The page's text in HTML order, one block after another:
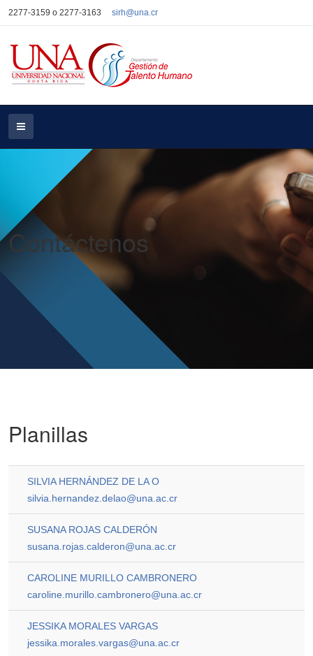
2277-3159 o 2277-3163 sirh@una.cr
Contáctenos
Planillas
SILVIA HERNÁNDEZ DE LA O
silvia.hernandez.delao@una.ac.cr
SUSANA ROJAS CALDERÓN
susana.rojas.calderon@una.ac.cr
CAROLINE MURILLO CAMBRONERO
caroline.murillo.cambronero@una.ac.cr
JESSIKA MORALES VARGAS
jessika.morales.vargas@una.ac.cr